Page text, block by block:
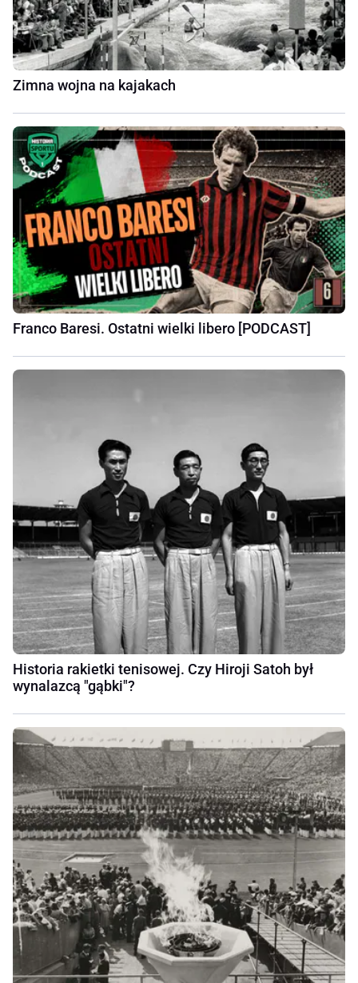
Zimna wojna na kajakach
Franco Baresi. Ostatni wielki libero [PODCAST]
Historia rakietki tenisowej. Czy Hiroji Satoh był
wynalazcą "gąbki"?